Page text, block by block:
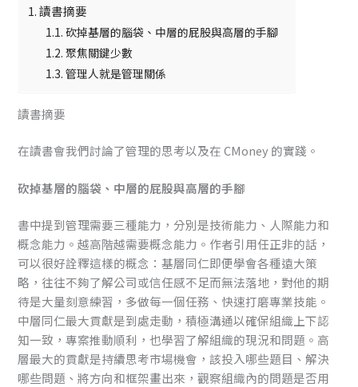
讀書摘要
砍掉基層的腦袋、中層的屁股與高層的手腳
聚焦關鍵少數
管理人就是管理關係
讀書摘要
在讀書會我們討論了管理的思考以及在 CMoney 的實踐。
砍掉基層的腦袋、中層的屁股與高層的手腳
書中提到管理需要三種能力，分別是技術能力、人際能力和
概念能力。越高階越需要概念能力。作者引用任正非的話，
可以很好詮釋這樣的概念：基層同仁即便學會各種遠大策
略，往往不夠了解公司或信任感不足而無法落地，對他的期
待是大量刻意練習，多做每一個任務、快速打磨專業技能。
中層同仁最大貢獻是到處走動，積極溝通以確保組織上下認
知一致，專案推動順利，也學習了解組織的現況和問題。高
層最大的貢獻是持續思考市場機會，該投入哪些題目、解決
哪些問題、將方向和框架畫出來，觀察組織內的問題是否用